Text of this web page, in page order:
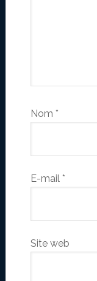
Nom *
E-mail *
Site web